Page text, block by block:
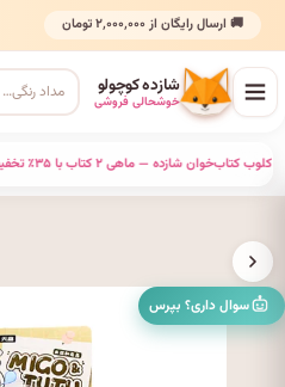
🚚 ارسال رایگان از ۲٬۰۰۰٬۰۰۰ تومان
شازده کوچولو
خوشحالی فروشی
کلوب کتاب‌خوان شازده — ماهی ۲ کتاب با ۳۵٪ تخفیف
سوال داری؟ بپرس